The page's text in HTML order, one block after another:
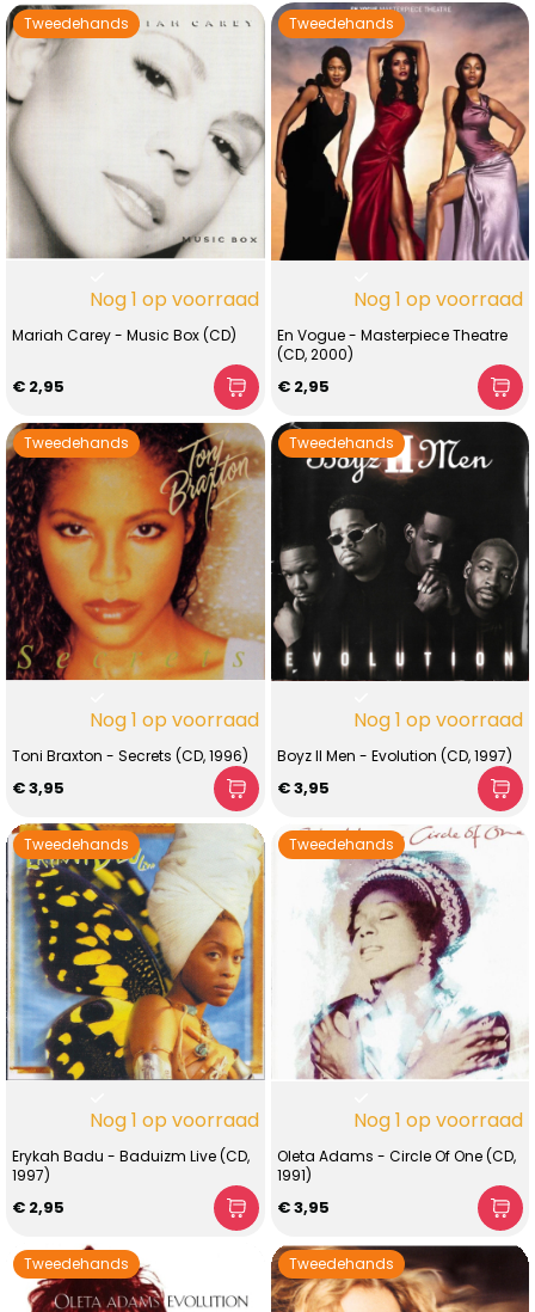
Tweedehands
Nog 1 op voorraad
Mariah Carey - Music Box (CD)
€ 2,95
Tweedehands
Nog 1 op voorraad
En Vogue - Masterpiece Theatre
(CD, 2000)
€ 2,95
Tweedehands
Nog 1 op voorraad
Toni Braxton - Secrets (CD, 1996)
€ 3,95
Tweedehands
Nog 1 op voorraad
Boyz II Men - Evolution (CD, 1997)
€ 3,95
Tweedehands
Nog 1 op voorraad
Erykah Badu - Baduizm Live (CD,
1997)
€ 2,95
Tweedehands
Nog 1 op voorraad
Oleta Adams - Circle Of One (CD,
1991)
€ 3,95
Tweedehands Tweedehands